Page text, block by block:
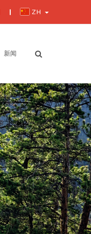
ZH
氢
减压阀
新闻